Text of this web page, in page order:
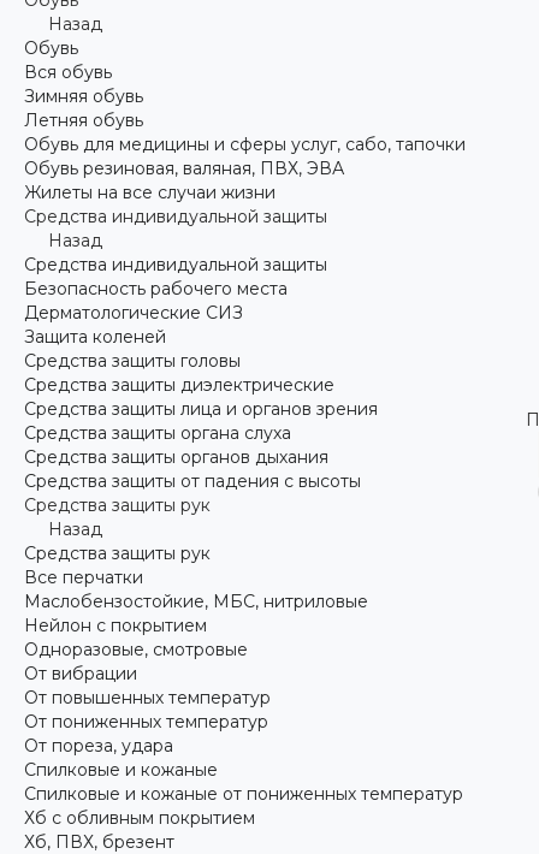
Назад
Обувь
Вся обувь
Зимняя обувь
Летняя обувь
Обувь для медицины и сферы услуг, сабо, тапочки
Обувь резиновая, валяная, ПВХ, ЭВА
Жилеты на все случаи жизни
Средства индивидуальной защиты
Назад
Средства индивидуальной защиты
Безопасность рабочего места
Дерматологические СИЗ
Защита коленей
Средства защиты головы
Средства защиты диэлектрические
Средства защиты лица и органов зрения
Средства защиты органа слуха
Средства защиты органов дыхания
Средства защиты от падения с высоты
Средства защиты рук
Назад
Средства защиты рук
Все перчатки
Маслобензостойкие, МБС, нитриловые
Нейлон с покрытием
Одноразовые, смотровые
От вибрации
От повышенных температур
От пониженных температур
От пореза, удара
Спилковые и кожаные
Спилковые и кожаные от пониженных температур
Хб с обливным покрытием
Хб, ПВХ, брезент